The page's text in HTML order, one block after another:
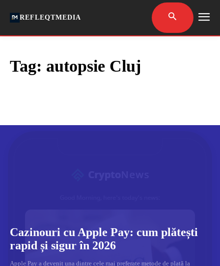
REFLEQTMEDIA
Tag: autopsie Cluj
Cazinouri cu Apple Pay: cum plătești
rapid și sigur în 2026
Apple Pay a devenit una dintre cele mai preferate metode de plată la